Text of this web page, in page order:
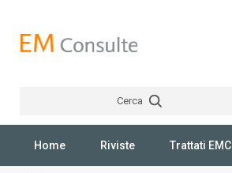
Cerca
Home Riviste Trattati EMC